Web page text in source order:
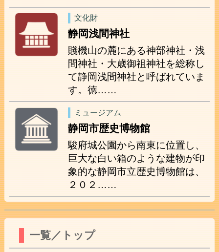
文化財
静岡浅間神社
賤機山の麓にある神部神社・浅
間神社・大歳御祖神社を総称し
て静岡浅間神社と呼ばれていま
す。徳……
ミュージアム
静岡市歴史博物館
駿府城公園から南東に位置し、
巨大な白い箱のような建物が印
象的な静岡市立歴史博物館は、
２０２……
一覧／トップ